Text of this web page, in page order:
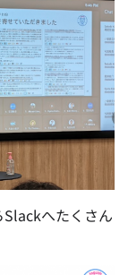
へたくさん